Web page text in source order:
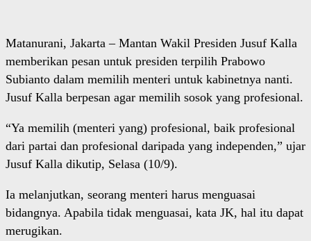
Matanurani, Jakarta – Mantan Wakil Presiden Jusuf Kalla
memberikan pesan untuk presiden terpilih Prabowo
Subianto dalam memilih menteri untuk kabinetnya nanti.
Jusuf Kalla berpesan agar memilih sosok yang profesional.
“Ya memilih (menteri yang) profesional, baik profesional
dari partai dan profesional daripada yang independen,” ujar
Jusuf Kalla dikutip, Selasa (10/9).
Ia melanjutkan, seorang menteri harus menguasai
bidangnya. Apabila tidak menguasai, kata JK, hal itu dapat
merugikan.